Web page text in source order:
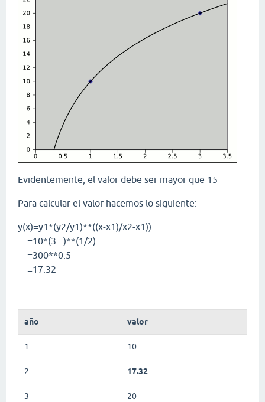
Evidentemente, el valor debe ser mayor que 15
Para calcular el valor hacemos lo siguiente:
y(x)=y1*(y2/y1)**((x-x1)/x2-x1))
=10*(3 )**(1/2)
=300**0.5
=17.32
año valor
1 10
2 17.32
3 20